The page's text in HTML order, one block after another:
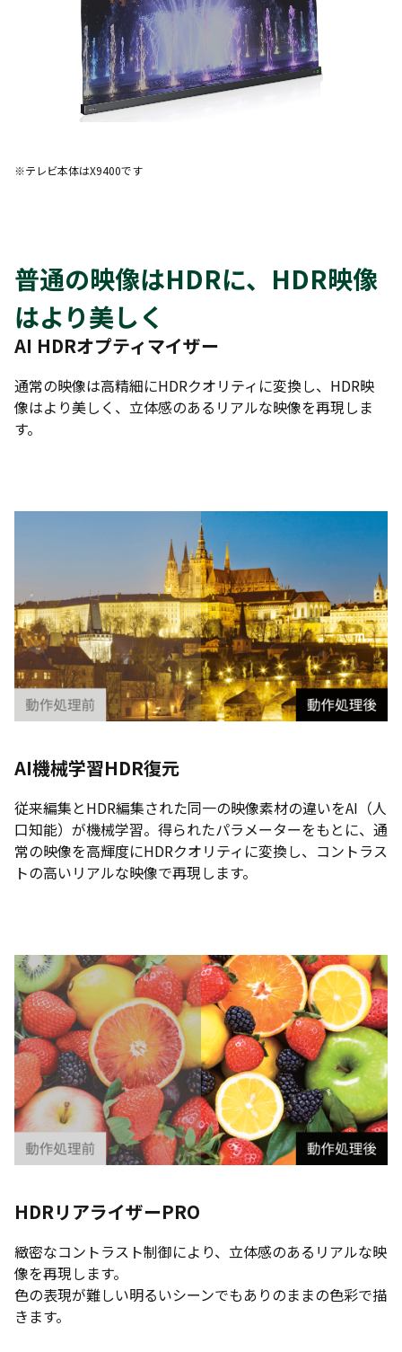
※テレビ本体はX9400です
普通の映像はHDRに、HDR映像
はより美しく
AI HDRオプティマイザー
通常の映像は高精細にHDRクオリティに変換し、HDR映
像はより美しく、立体感のあるリアルな映像を再現しま
す。
AI機械学習HDR復元
従来編集とHDR編集された同一の映像素材の違いをAI（人
口知能）が機械学習。得られたパラメーターをもとに、通
常の映像を高輝度にHDRクオリティに変換し、コントラス
トの高いリアルな映像で再現します。
HDRリアライザーPRO
緻密なコントラスト制御により、立体感のあるリアルな映
像を再現します。
色の表現が難しい明るいシーンでもありのままの色彩で描
きます。